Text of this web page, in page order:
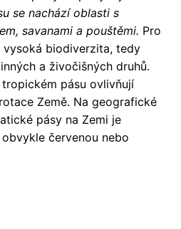
se nachází oblasti s
savanami a pouštěmi. Pro
biodiverzita, tedy
a živočišných druhů.
pásu ovlivňují
Země. Na geografické
pásy na Zemi je
červenou nebo